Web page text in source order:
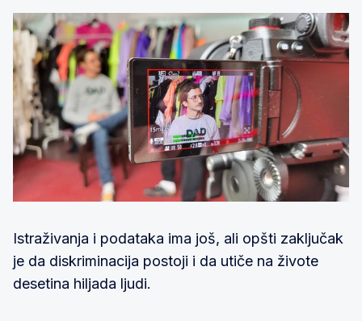
Istraživanja i podataka ima još, ali opšti zaključak
je da diskriminacija postoji i da utiče na živote
desetina hiljada ljudi.